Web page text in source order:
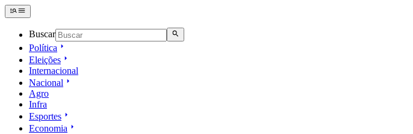
Buscar
Política
Eleições
Internacional
Nacional
Agro
Infra
Esportes
Economia